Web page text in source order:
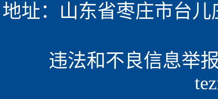
地址：山东省枣庄市台儿
违法和不良信息举